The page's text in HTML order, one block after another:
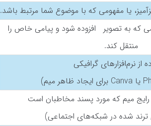
یا مفهومی که با موضوع شما مرتبط باشد.
که به تصویر افزوده شود و پیامی خاص را
منتقل کند.
از نرم‌افزارهای گرافیکی
رایج میم که مورد پسند مخاطبان است
شده در شبکه‌های اجتماعی)